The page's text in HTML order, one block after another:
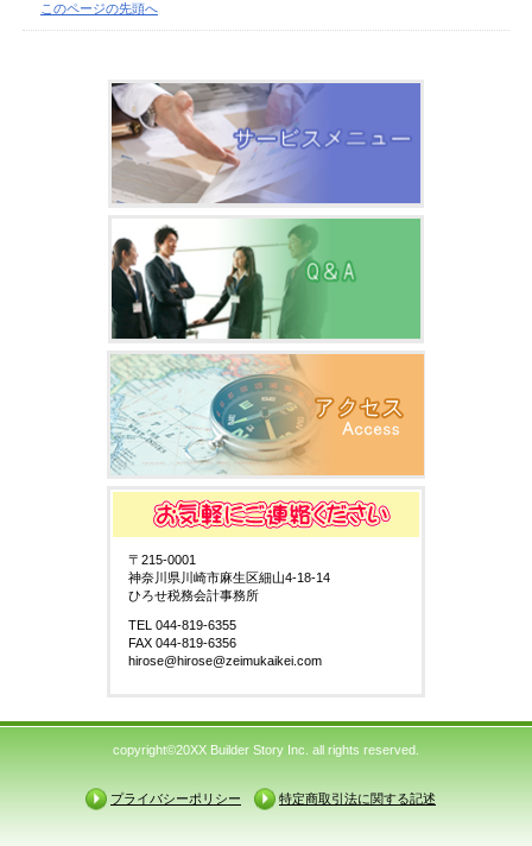
このページの先頭へ
〒215-0001
神奈川県川崎市麻生区細山4-18-14
ひろせ税務会計事務所
TEL 044-819-6355
FAX 044-819-6356
hirose@hirose@zeimukaikei.com
copyright©20XX Builder Story Inc. all rights reserved.
プライバシーポリシー 特定商取引法に関する記述